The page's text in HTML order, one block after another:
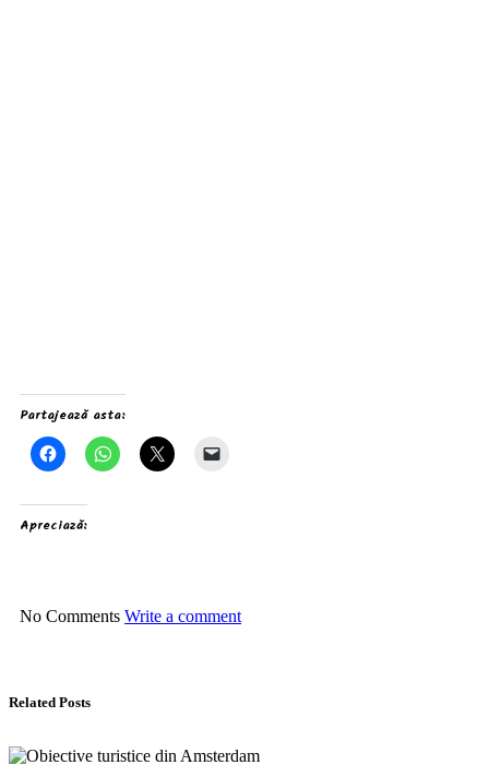
Partajează asta:
Apreciază:
No Comments Write a comment
Related Posts